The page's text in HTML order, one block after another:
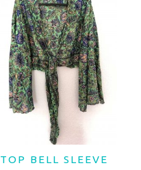
LER MAIS
TOP BELL SLEEVE